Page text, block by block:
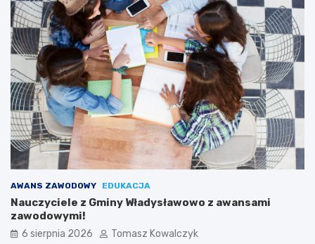
AWANS ZAWODOWY EDUKACJA
Nauczyciele z Gminy Władysławowo z awansami
zawodowymi!
6 sierpnia 2026 Tomasz Kowalczyk